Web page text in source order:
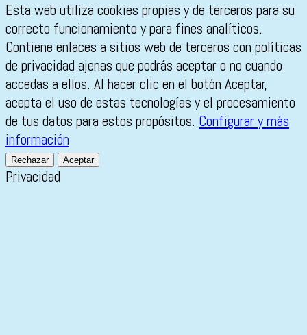
Esta web utiliza cookies propias y de terceros para su
correcto funcionamiento y para fines analíticos.
Contiene enlaces a sitios web de terceros con políticas
de privacidad ajenas que podrás aceptar o no cuando
accedas a ellos. Al hacer clic en el botón Aceptar,
acepta el uso de estas tecnologías y el procesamiento
de tus datos para estos propósitos. Configurar y más
información
Rechazar Aceptar
Privacidad